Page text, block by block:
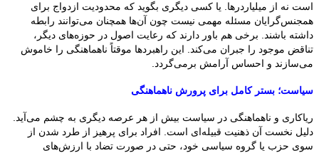
است نه از میلیاردرها. یا کسی دیگری بگوید که محدودیت ازدواج برای
همجنس‌گرایان مسئله مهمی نیست چون آن‌ها همچنان می‌توانند رابطه
داشته باشند. برخی هم باور دارند که رعایت اصول در حوزه‌های دیگر،
تناقض موجود را جبران می‌کند. این راهبردها موقتاً ناهماهنگی را خاموش
می‌سازند و احساس آرامش برمی‌گردد.
سیاست؛ بستر کامل برای پرورش ناهماهنگی
ریاکاری و ناهماهنگی در سیاست بیش از هر عرصه دیگری به چشم می‌آید.
دلیل نخست آن ذهنیت قبیله‌ای است. افراد برای پرهیز از طرد شدن از
سوی حزب یا گروه سیاسی خود، حتی در صورت تضاد با ارزش‌های